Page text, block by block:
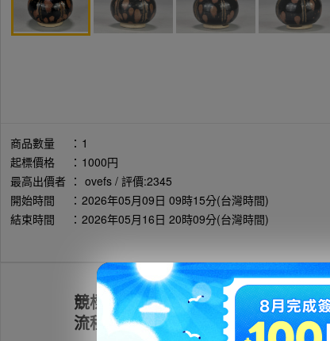
商品數量 ： 1
起標價格
： 1000円
最高出價者 ： ovefs / 評價:2345
開始時間
： 2026年05月09日 09時15分(台灣時間)
結束時間
： 2026年05月16日 20時09分(台灣時間)
競標
流程
註冊會員